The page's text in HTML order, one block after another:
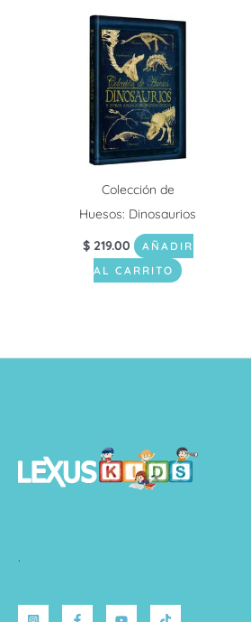
Colección de
Huesos: Dinosaurios
$219.00
AÑADIR
AL CARRITO
.